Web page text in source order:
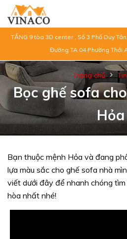
TẦNG 9 tòa 3D center , Số 3 Phố Duy
Đường TA 04 Phường Thới
Trang chủ
Bọc ghế sofa
Hỏa
Bạn thuộc mệnh Hỏa và đang
lựa màu sắc cho ghế sofa nhà
viết dưới đây để nhanh chóng
hòa nhất nhé!